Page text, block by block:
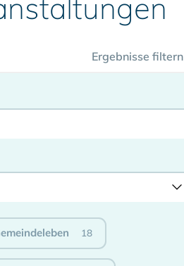
Ergebnisse filtern
18